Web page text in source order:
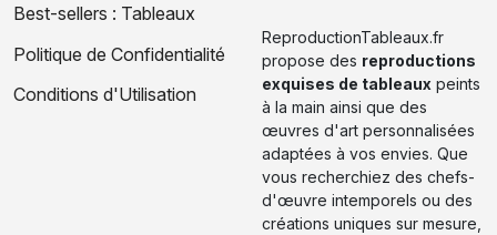
Best-sellers : Tableaux
Politique de Confidentialité
Conditions d'Utilisation
ReproductionTableaux.fr
propose des reproductions
exquises de tableaux peints
à la main ainsi que des
œuvres d'art personnalisées
adaptées à vos envies. Que
vous recherchiez des chefs-
d'œuvre intemporels ou des
créations uniques sur mesure,